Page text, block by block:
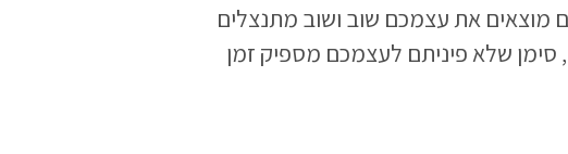
מוצאים את עצמכם שוב ושוב מתנצלים
סימן שלא פיניתם לעצמכם מספיק זמן